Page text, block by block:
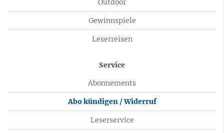
Gewinnspiele
Leserreisen
Service
Abonnements
Abo kündigen / Widerruf
Leserservice